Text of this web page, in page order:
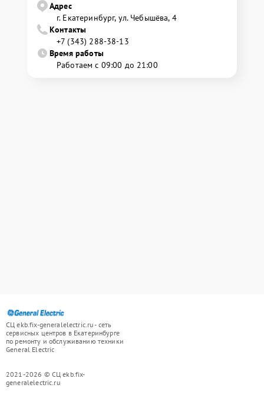
Адрес
г. Екатеринбург, ул. Чебышёва, 4
Контакты
+7 (343) 288-38-13
Время работы
Работаем с 09:00 до 21:00
СЦ ekb.fix-generalelectric.ru - сеть
сервисных центров в Екатеринбурге
по ремонту и обслуживанию техники
General Electric
2021-2026 © СЦ ekb.fix-
generalelectric.ru